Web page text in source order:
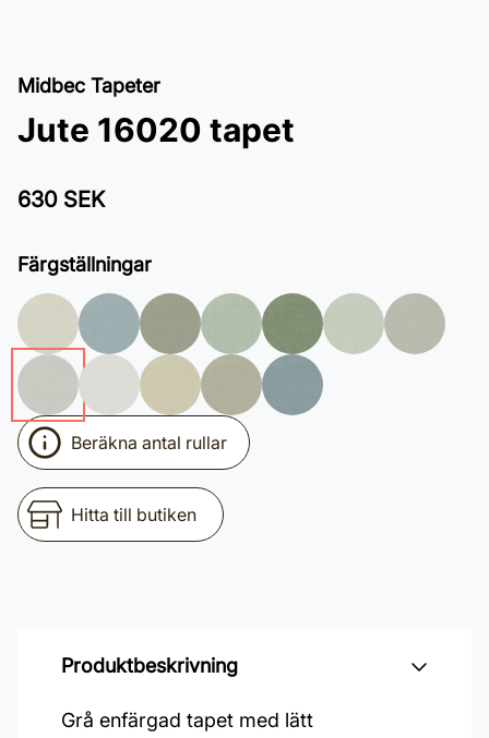
Midbec Tapeter
Jute 16020 tapet
630 SEK
Färgställningar
Beräkna antal rullar
Hitta till butiken
Produktbeskrivning
Grå enfärgad tapet med lätt